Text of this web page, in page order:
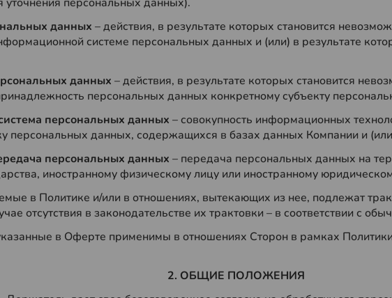
данных – действия, в результате которых становится
системе персональных данных и (или) в результате
данных – действия, в результате которых становится
персональных данных конкретному субъекту
персональных данных – совокупность информационных
персональных данных, содержащихся в базах данных Компании и
персональных данных – передача персональных данных на
иностранному физическому лицу или иностранному
в Политике и/или в отношениях, вытекающих из нее, подлежат
отсутствия в законодательстве их трактовки – в соответствии с
в Оферте применимы в отношениях Сторон в рамках
2. ОБЩИЕ ПОЛОЖЕНИЯ